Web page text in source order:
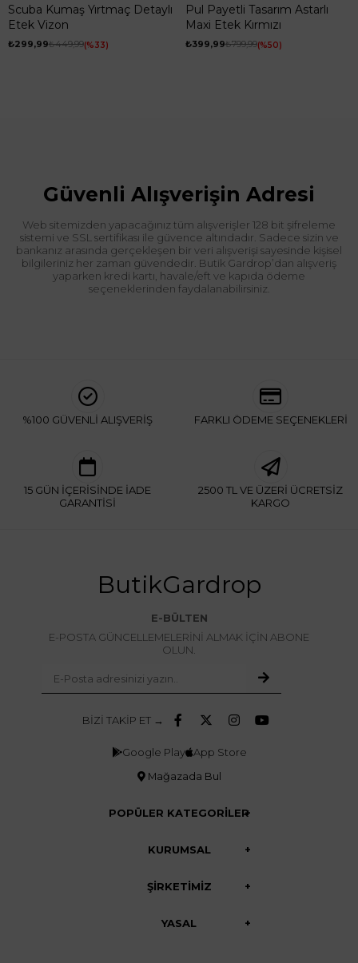
Scuba Kumaş Yırtmaç Detaylı
Etek Vizon
₺299,99₺449,99 %33
Pul Payetli Tasarım Astarlı
Maxi Etek Kırmızı
₺399,99₺799,99 %50
Güvenli Alışverişin Adresi
Web sitemizden yapacağınız tüm alışverişler 128 bit şifreleme
sistemi ve SSL sertifikası ile güvence altındadır. Sadece sizin ve
bankanız arasında gerçekleşen bir veri alışverişi sayesinde kişisel
bilgileriniz her zaman güvendedir. Butik Gardrop’dan alışveriş
yaparken kredi kartı, havale/eft ve kapıda ödeme
seçeneklerinden faydalanabilirsiniz.
%100 GÜVENLİ ALIŞVERİŞ FARKLI ÖDEME SEÇENEKLERİ
15 GÜN İÇERİSİNDE İADE
GARANTİSİ
2500 TL VE ÜZERİ ÜCRETSİZ
KARGO
ButikGardrop
E-BÜLTEN
E-POSTA GÜNCELLEMELERİNİ ALMAK İÇİN ABONE
OLUN.
BİZİ TAKİP ET →
Google Play App Store
Mağazada Bul
POPÜLER KATEGORİLER
KURUMSAL
ŞİRKETİMİZ
YASAL